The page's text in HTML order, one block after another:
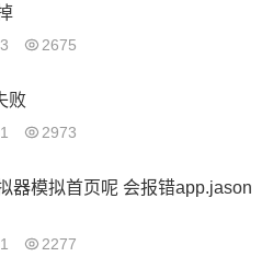
3 2675
败
1 2973
器模拟首页呢 会报错app.jason
1 2277